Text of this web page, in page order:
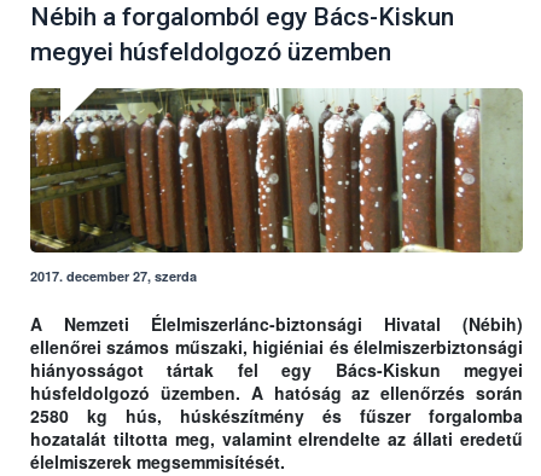
Nébih a forgalomból egy Bács-Kiskun
megyei húsfeldolgozó üzemben
2017. december 27, szerda
A Nemzeti Élelmiszerlánc-biztonsági Hivatal (Nébih)
ellenőrei számos műszaki, higiéniai és élelmiszerbiztonsági
hiányosságot tártak fel egy Bács-Kiskun megyei
húsfeldolgozó üzemben. A hatóság az ellenőrzés során
2580 kg hús, húskészítmény és fűszer forgalomba
hozatalát tiltotta meg, valamint elrendelte az állati eredetű
élelmiszerek megsemmisítését.